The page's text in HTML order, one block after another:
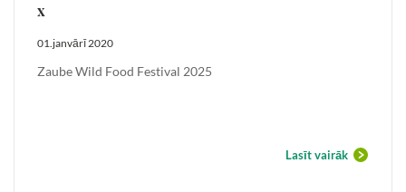
x
01.janvārī 2020
Zaube Wild Food Festival 2025
Lasīt vairāk